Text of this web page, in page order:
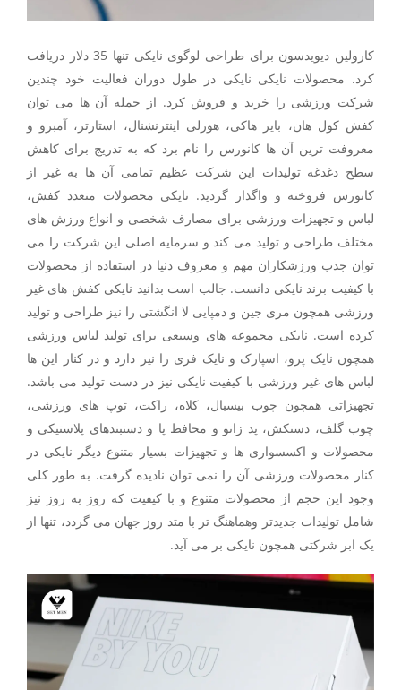
کارولین دیویدسون برای طراحی لوگوی نایکی تنها 35 دلار دریافت
کرد. محصولات نایکی نایکی در طول دوران فعالیت خود چندین
شرکت ورزشی را خرید و فروش کرد. از جمله آن ها می توان
کفش کول هان، بایر هاکی، هورلی اینترنشنال، استارتر، آمبرو و
معروفت ترین آن ها کانورس را نام برد که به تدریج برای کاهش
سطح دغدغه تولیدات این شرکت عظیم تمامی آن ها به غیر از
کانورس فروخته و واگذار گردید. نایکی محصولات متعدد کفش،
لباس و تجهیزات ورزشی برای مصارف شخصی و انواع ورزش های
مختلف طراحی و تولید می کند و سرمایه اصلی این شرکت را می
توان جذب ورزشکاران مهم و معروف دنیا در استفاده از محصولات
با کیفیت برند نایکی دانست. جالب است بدانید نایکی کفش های غیر
ورزشی همچون مری جین و دمپایی لا انگشتی را نیز طراحی و تولید
کرده است. نایکی مجموعه های وسیعی برای تولید لباس ورزشی
همچون نایک پرو، اسپارک و نایک فری را نیز دارد و در کنار این ها
لباس های غیر ورزشی با کیفیت نایکی نیز در دست تولید می باشد.
تجهیزاتی همچون چوب بیسبال، کلاه، راکت، توپ های ورزشی،
چوب گلف، دستکش، پد زانو و محافظ پا و دستبندهای پلاستیکی و
محصولات و اکسسواری ها و تجهیزات بسیار متنوع دیگر نایکی در
کنار محصولات ورزشی آن را نمی توان نادیده گرفت. به طور کلی
وجود این حجم از محصولات متنوع و با کیفیت که روز به روز نیز
شامل تولیدات جدیدتر وهماهنگ تر با متد روز جهان می گردد، تنها از
یک ابر شرکتی همچون نایکی بر می آید.